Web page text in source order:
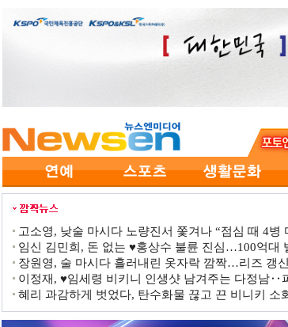
고소영, 낮술 마시다 노량진서 쫓겨나 “점심 때 4병
임신 김민희, 돈 없는 ♥홍상수 불륜 진심…100억대
장원영, 술 마시다 흘러내린 옷자락 깜짝…리즈 갱
이정재, ♥임세령 비키니 인생샷 남겨주는 다정남‥
혜리 과감하게 벗었다, 탄수화물 끊고 끈 비니키 소